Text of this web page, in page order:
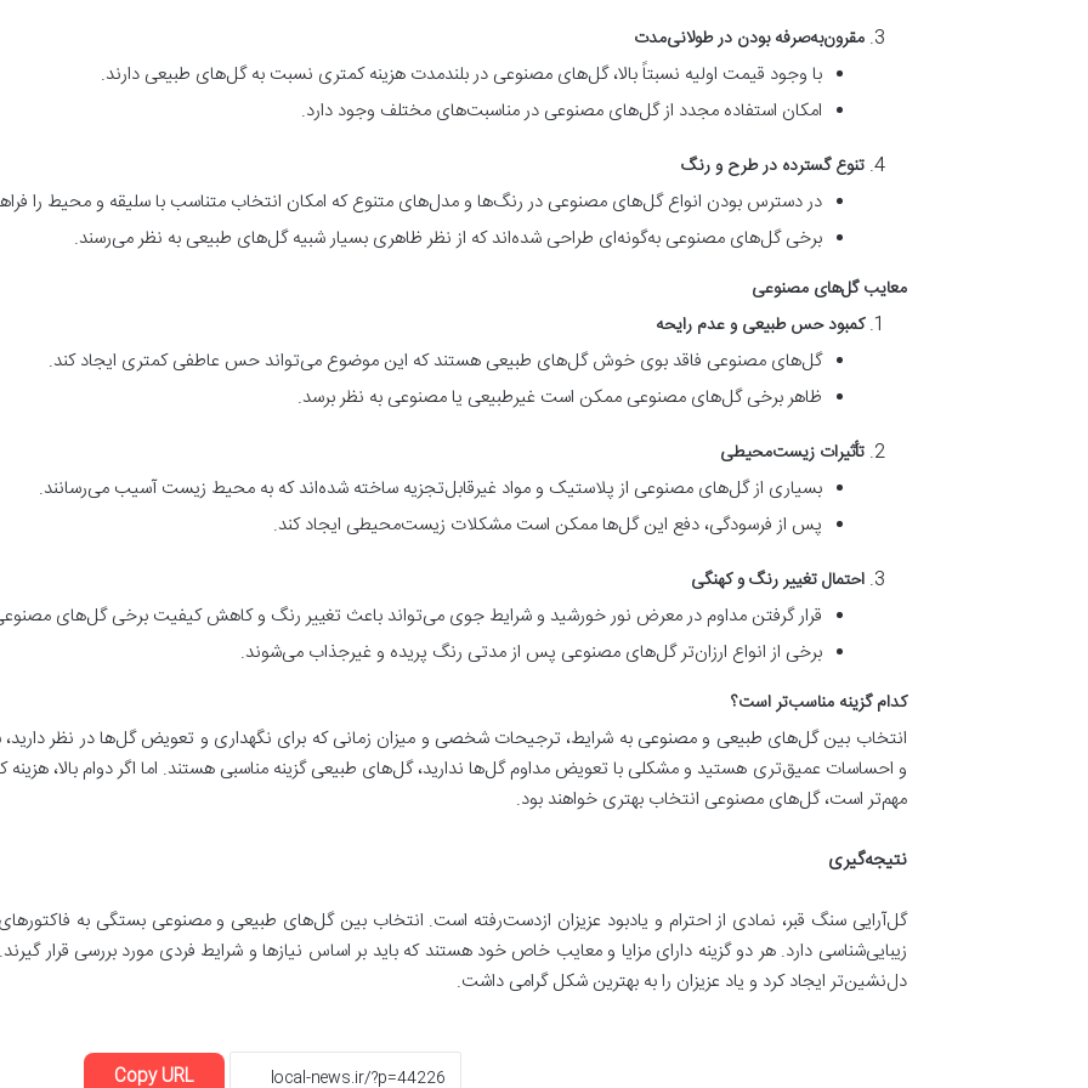
مقرون‌به‌صرفه بودن در طولانی‌مدت
با وجود قیمت اولیه نسبتاً بالا، گل‌های مصنوعی در بلندمدت هزینه کمتری نسبت به گل‌های طبیعی دارند.
امکان استفاده مجدد از گل‌های مصنوعی در مناسبت‌های مختلف وجود دارد.
تنوع گسترده در طرح و رنگ
در دسترس بودن انواع گل‌های مصنوعی در رنگ‌ها و مدل‌های متنوع که امکان انتخاب متناسب با سلیقه و محیط را
برخی گل‌های مصنوعی به‌گونه‌ای طراحی شده‌اند که از نظر ظاهری بسیار شبیه گل‌های طبیعی به نظر می‌رسند.
معایب گل‌های مصنوعی
کمبود حس طبیعی و عدم رایحه
گل‌های مصنوعی فاقد بوی خوش گل‌های طبیعی هستند که این موضوع می‌تواند حس عاطفی کمتری ایجاد کند.
ظاهر برخی گل‌های مصنوعی ممکن است غیرطبیعی یا مصنوعی به نظر برسد.
تأثیرات زیست‌محیطی
بسیاری از گل‌های مصنوعی از پلاستیک و مواد غیرقابل‌تجزیه ساخته شده‌اند که به محیط زیست آسیب می‌رسانند.
پس از فرسودگی، دفع این گل‌ها ممکن است مشکلات زیست‌محیطی ایجاد کند.
احتمال تغییر رنگ و کهنگی
قرار گرفتن مداوم در معرض نور خورشید و شرایط جوی می‌تواند باعث تغییر رنگ و کاهش کیفیت برخی گل‌های
برخی از انواع ارزان‌تر گل‌های مصنوعی پس از مدتی رنگ پریده و غیرجذاب می‌شوند.
کدام گزینه مناسب‌تر است؟
انتخاب بین گل‌های طبیعی و مصنوعی به شرایط، ترجیحات شخصی و میزان زمانی که برای نگهداری و تعویض گل‌ها در نظر دارید،
و احساسات عمیق‌تری هستید و مشکلی با تعویض مداوم گل‌ها ندارید، گل‌های طبیعی گزینه مناسبی هستند. اما اگر دوام بالا،
مهم‌تر است، گل‌های مصنوعی انتخاب بهتری خواهند بود.
نتیجه‌گیری
گل‌آرایی سنگ قبر، نمادی از احترام و یادبود عزیزان ازدست‌رفته است. انتخاب بین گل‌های طبیعی و مصنوعی بستگی به
زیبایی‌شناسی دارد. هر دو گزینه دارای مزایا و معایب خاص خود هستند که باید بر اساس نیازها و شرایط فردی مورد بررسی قرار
دل‌نشین‌تر ایجاد کرد و یاد عزیزان را به بهترین شکل گرامی داشت.
Copy URL